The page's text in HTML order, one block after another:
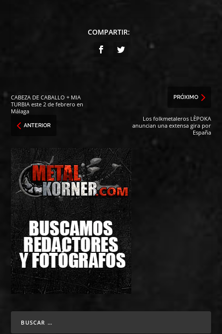
COMPARTIR:
CABEZA DE CABALLO + MIA
TURBIA este 2 de febrero en
Málaga
ANTERIOR
PRÓXIMO
Los folkmetaleros LÈPOKA
anuncian una extensa gira por
España